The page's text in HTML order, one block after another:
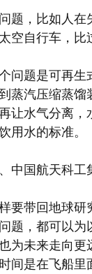
题，比如人在
空自行车，
题是可再生
蒸汽压缩蒸
让水气分离
用水的标准。
中国航天科工
带回地球研
题，都可以为
未来走向更
间是在飞船